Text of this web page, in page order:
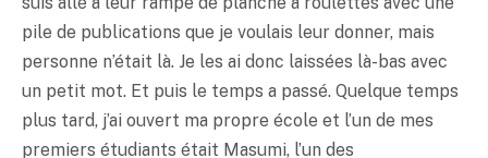
pile de publications que je voulais leur donner, mais
personne n’était là. Je les ai donc laissées là-bas avec
un petit mot. Et puis le temps a passé. Quelque temps
plus tard, j’ai ouvert ma propre école et l’un de mes
premiers étudiants était Masumi, l’un des